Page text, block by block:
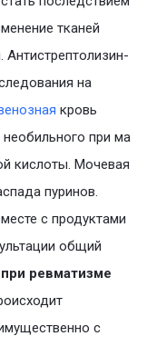
тканей
на
кровь
при ма
кислоты. Мочевая
пуринов.
с продуктами
общий
ревматизме
с